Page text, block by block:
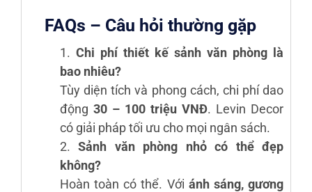
FAQs – Câu hỏi thường gặp
Chi phí thiết kế sảnh văn phòng là
bao nhiêu?
Tùy diện tích và phong cách, chi phí dao
động 30 – 100 triệu VNĐ. Levin Decor
có giải pháp tối ưu cho mọi ngân sách.
Sảnh văn phòng nhỏ có thể đẹp
không?
Hoàn toàn có thể. Với ánh sáng, gương